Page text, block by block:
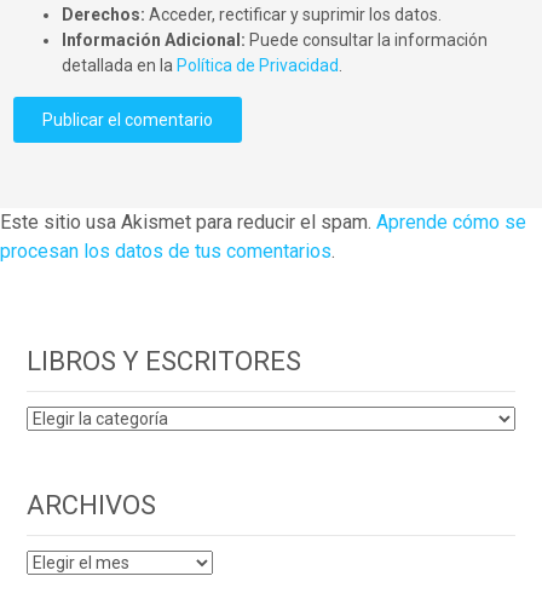
Derechos: Acceder, rectificar y suprimir los datos.
Información Adicional: Puede consultar la información
detallada en la Política de Privacidad
Este sitio usa Akismet para reducir el spam. Aprende cómo se
procesan los datos de tus comentarios.
LIBROS Y ESCRITORES
LIBROS
ARCHIVOS
ARCHIVOS